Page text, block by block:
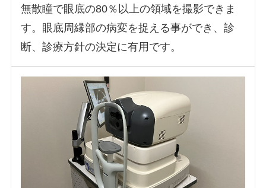
無散瞳で眼底の80％以上の領域を撮影できま
す。眼底周縁部の病変を捉える事ができ、診
断、診療方針の決定に有用です。